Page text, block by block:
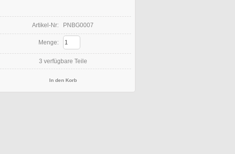
Artikel-Nr: PNBG0007
Menge:
3 verfügbare Teile